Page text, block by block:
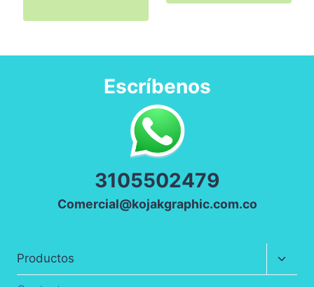
Escríbenos
3105502479
Comercial@kojakgraphic.com.co
Productos
menú